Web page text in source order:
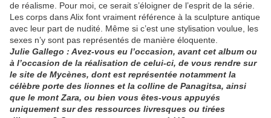
de réalisme. Pour moi, ce serait s’éloigner de l’esprit de la série.
Les corps dans Alix font vraiment référence à la sculpture antique
avec leur part de nudité. Même si c’est une stylisation voulue, les
sexes n’y sont pas représentés de manière éloquente.
Julie Gallego : Avez-vous eu l’occasion, avant cet album ou
à l’occasion de la réalisation de celui-ci, de vous rendre sur
le site de Mycènes, dont est représentée notamment la
célèbre porte des lionnes et la colline de Panagitsa, ainsi
que le mont Zara, ou bien vous êtes-vous appuyés
uniquement sur des ressources livresques ou tirées